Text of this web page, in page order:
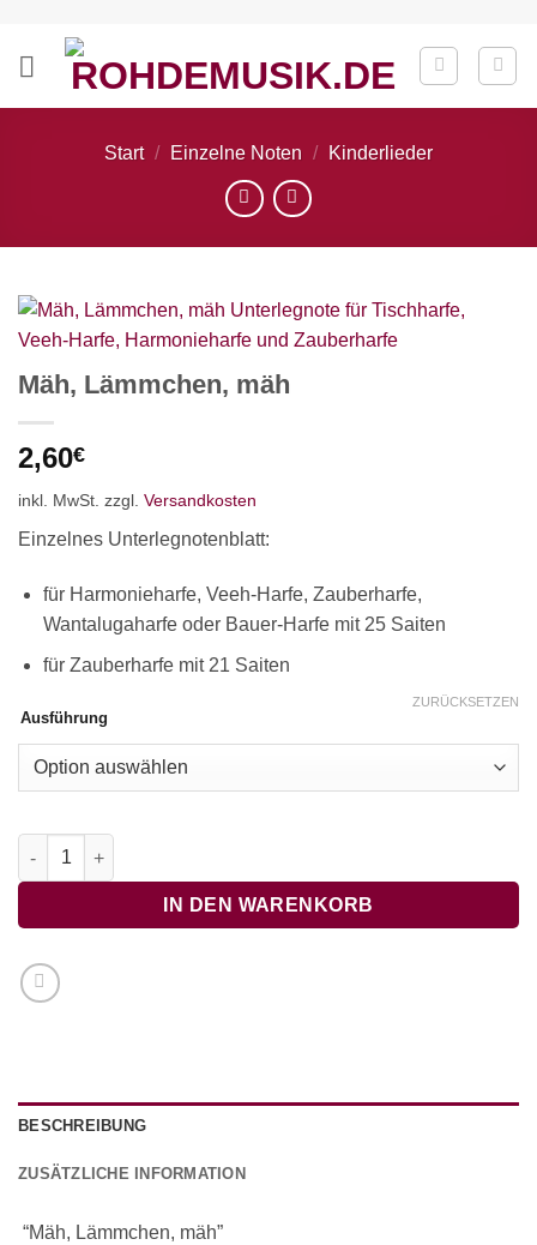
springen
Start / Einzelne Noten / Kinderlieder
Mäh, Lämmchen, mäh
2,60€
inkl. MwSt. zzgl. Versandkosten
Einzelnes Unterlegnotenblatt:
für Harmonieharfe, Veeh-Harfe, Zauberharfe,
Wantalugaharfe oder Bauer-Harfe mit 25 Saiten
für Zauberharfe mit 21 Saiten
Ausführung
ZURÜCKSETZEN
Mäh, Lämmchen, mäh Menge
IN DEN WARENKORB
BESCHREIBUNG
ZUSÄTZLICHE INFORMATION
“Mäh, Lämmchen, mäh”